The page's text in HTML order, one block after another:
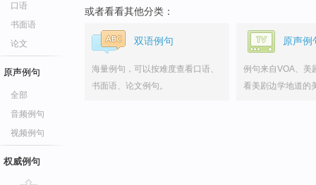
口语
书面语
论文
原声例句
全部
音频例句
视频例句
权威例句
或者看看其他分类：
双语例句
海量例句，可以按难度查看口语、
书面语、论文例句。
原声例
例句来自VOA、美
看美剧边学地道的